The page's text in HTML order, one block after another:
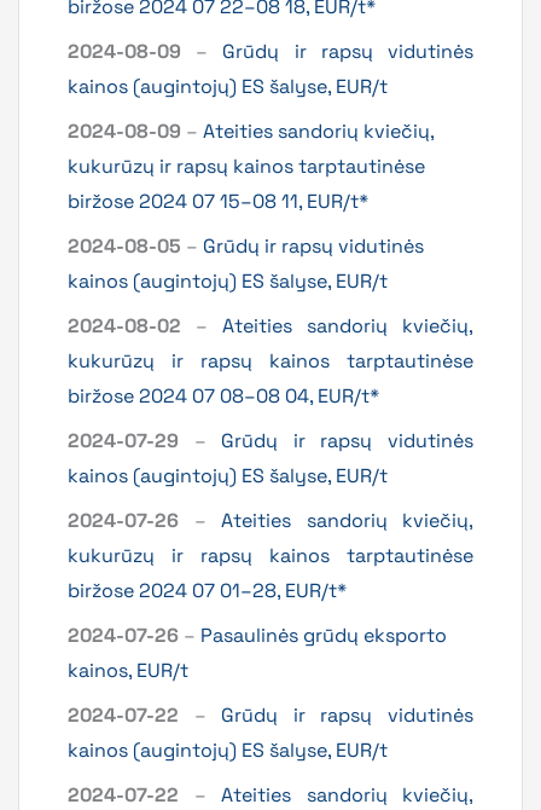
biržose 2024 07 22–08 18, EUR/t*
2024-08-09 – Grūdų ir rapsų vidutinės
kainos (augintojų) ES šalyse, EUR/t
2024-08-09 – Ateities sandorių kviečių,
kukurūzų ir rapsų kainos tarptautinėse
biržose 2024 07 15–08 11, EUR/t*
2024-08-05 – Grūdų ir rapsų vidutinės
kainos (augintojų) ES šalyse, EUR/t
2024-08-02 – Ateities sandorių kviečių,
kukurūzų ir rapsų kainos tarptautinėse
biržose 2024 07 08–08 04, EUR/t*
2024-07-29 – Grūdų ir rapsų vidutinės
kainos (augintojų) ES šalyse, EUR/t
2024-07-26 – Ateities sandorių kviečių,
kukurūzų ir rapsų kainos tarptautinėse
biržose 2024 07 01–28, EUR/t*
2024-07-26 – Pasaulinės grūdų eksporto
kainos, EUR/t
2024-07-22 – Grūdų ir rapsų vidutinės
kainos (augintojų) ES šalyse, EUR/t
2024-07-22 – Ateities sandorių kviečių,